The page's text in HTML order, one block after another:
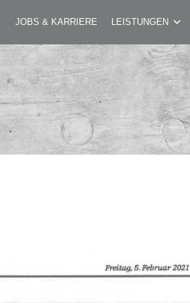
JOBS & KARRIERE LEISTUNGEN
05.02.2021